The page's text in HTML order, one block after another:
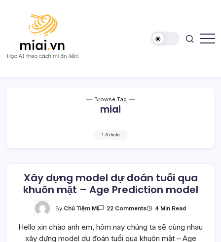
Browse Tag
miai
1 Article
Xây dựng model dự đoán tuổi qua
khuôn mặt – Age Prediction model
By Chủ Tiệm Mì 22 CommentsOn
Model
Dự
Đoán
4 Min Read
Hello xin chào anh em, hôm nay chúng ta sẽ cùng nhau
xây dựng model dự đoán tuổi qua khuôn mặt – Age